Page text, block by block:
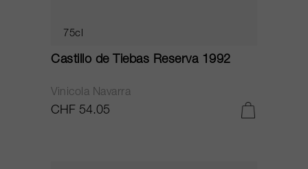
75cl
Castillo de Tiebas Reserva 1992
Vinicola Navarra
CHF 54.05